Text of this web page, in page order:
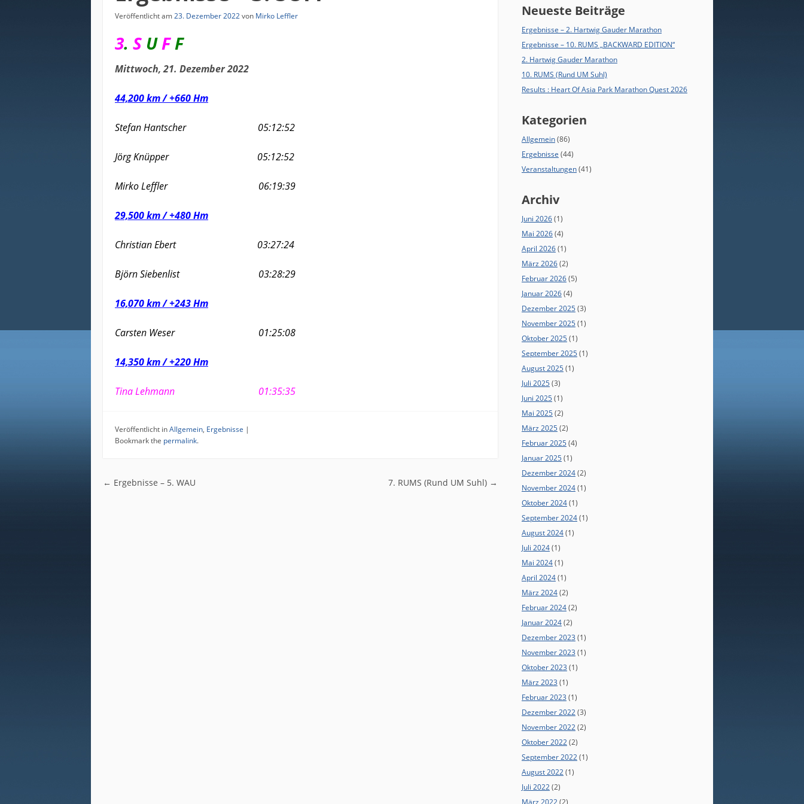
Veröffentlicht am23. Dezember 2022von Mirko Leffler
3. S UFF
Mittwoch, 21. Dezember 2022
44,200 km / +660 Hm
Stefan Hantscher 05:12:52
Jörg Knüpper 05:12:52
Mirko Leffler 06:19:39
29,500 km / +480 Hm
Christian Ebert 03:27:24
Björn Siebenlist 03:28:29
16,070 km / +243 Hm
Carsten Weser 01:25:08
14,350 km / +220 Hm
Tina Lehmann 01:35:35
Veröffentlicht inAllgemein, Ergebnisse |
Bookmark the permalink.
Post navigation
← Ergebnisse – 5. WAU 7. RUMS (Rund UM Suhl) →
Neueste Beiträge
Ergebnisse – 2. Hartwig Gauder Marathon
Ergebnisse – 10. RUMS „BACKWARD EDITION“
2. Hartwig Gauder Marathon
10. RUMS (Rund UM Suhl)
Results : Heart Of Asia Park Marathon Quest 2026
Kategorien
Allgemein(86)
Ergebnisse (44)
Veranstaltungen(41)
Archiv
Juni 2026(1)
Mai 2026(4)
April 2026(1)
März 2026(2)
Februar 2026(5)
Januar 2026(4)
Dezember 2025(3)
November 2025(1)
Oktober 2025(1)
September 2025(1)
August 2025(1)
Juli 2025(3)
Juni 2025(1)
Mai 2025(2)
März 2025(2)
Februar 2025(4)
Januar 2025(1)
Dezember 2024(2)
November 2024(1)
Oktober 2024(1)
September 2024(1)
August 2024(1)
Juli 2024(1)
Mai 2024(1)
April 2024(1)
März 2024(2)
Februar 2024(2)
Januar 2024(2)
Dezember 2023(1)
November 2023(1)
Oktober 2023(1)
März 2023(1)
Februar 2023(1)
Dezember 2022(3)
November 2022(2)
Oktober 2022(2)
September 2022(1)
August 2022(1)
Juli 2022(2)
März 2022 (2)